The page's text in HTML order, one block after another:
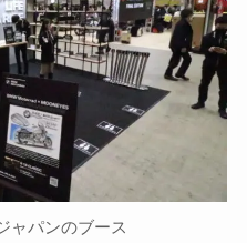
ャパンのブース